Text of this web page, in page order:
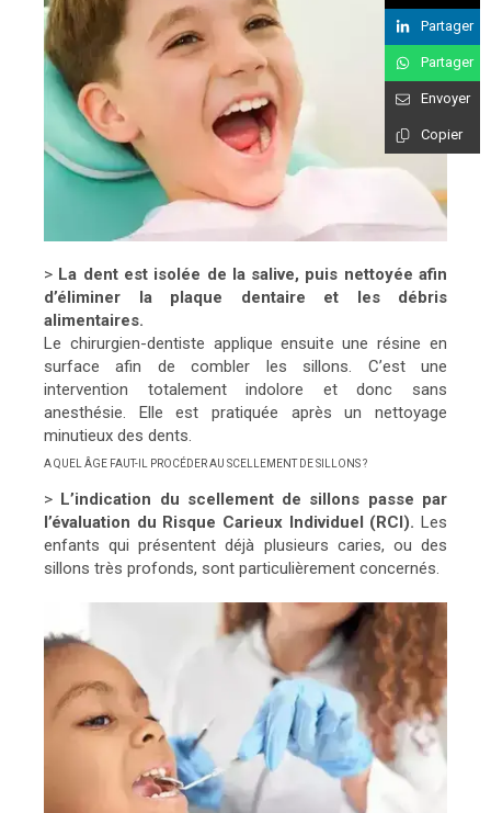
> La dent est isolée de la salive, puis nettoyée afin
d’éliminer la plaque dentaire et les débris
alimentaires.
Le chirurgien-dentiste applique ensuite une résine en
surface afin de combler les sillons. C’est une
intervention totalement indolore et donc sans
anesthésie. Elle est pratiquée après un nettoyage
minutieux des dents.
A QUEL ÂGE FAUT-IL PROCÉDER AU SCELLEMENT DE SILLONS ?
> L’indication du scellement de sillons passe par
l’évaluation du Risque Carieux Individuel (RCI). Les
enfants qui présentent déjà plusieurs caries, ou des
sillons très profonds, sont particulièrement concernés.
Partager
Partager
Envoyer
Copier